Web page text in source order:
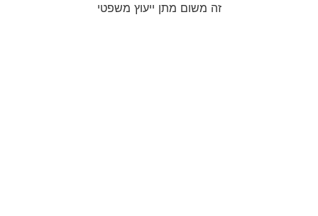
זה משום מתן ייעוץ משפטי